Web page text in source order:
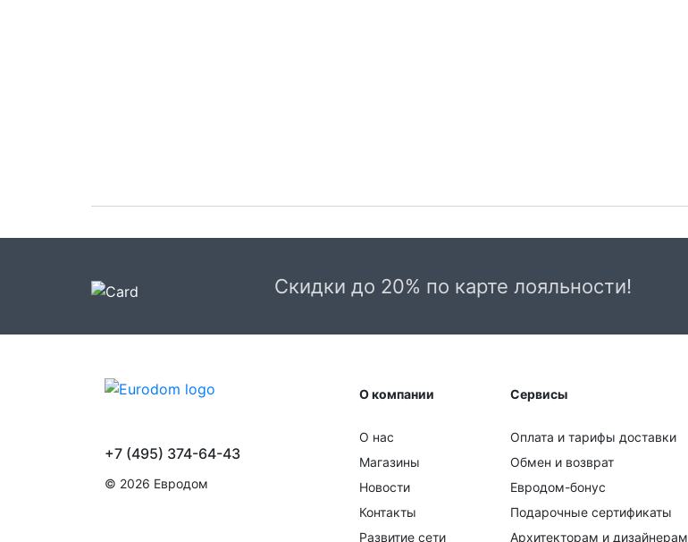
Скидки до 20% по карте лояльности!
О компании
О нас
Магазины
Новости
Контакты
Развитие сети
Сервисы
Оплата и тарифы доставки
Обмен и возврат
Евродом-бонус
Подарочные сертификаты
Архитекторам и дизайнерам
+7 (495) 374-64-43
© 2026 Евродом